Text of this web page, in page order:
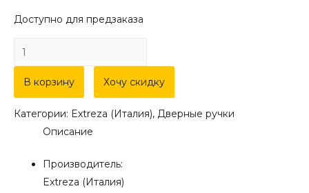
Доступно для предзаказа
Количество
товара
Дверная
ручка
Extreza
"PIERO"
В корзину Хочу скидку
Категории: Extreza (Италия), Дверные ручки
Описание
Производитель:
Extreza (Италия)